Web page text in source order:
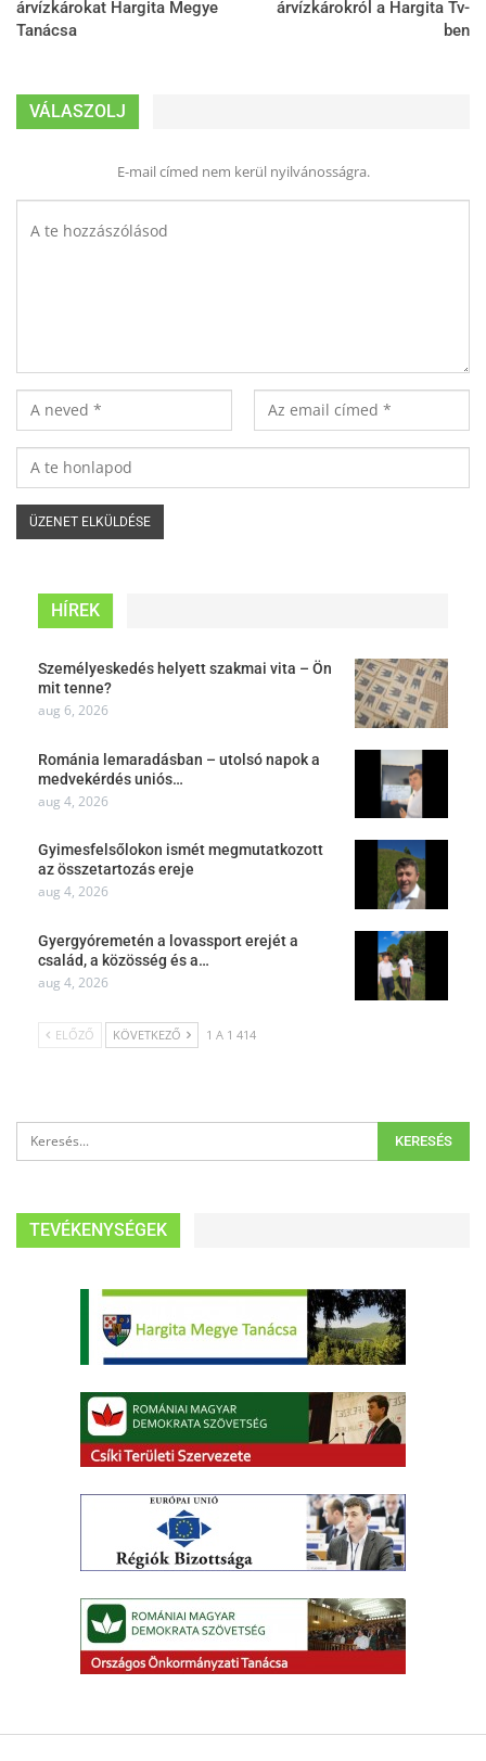
árvízkárokat Hargita Megye
Tanácsa
árvízkárokról a Hargita Tv-
ben
VÁLASZOLJ
E-mail címed nem kerül nyilvánosságra.
HÍREK
Személyeskedés helyett szakmai vita – Ön
mit tenne?
aug 6, 2026
Románia lemaradásban – utolsó napok a
medvekérdés uniós…
aug 4, 2026
Gyimesfelsőlokon ismét megmutatkozott
az összetartozás ereje
aug 4, 2026
Gyergyóremetén a lovassport erejét a
család, a közösség és a…
aug 4, 2026
ELŐZŐ KÖVETKEZŐ 1 A 1 414
TEVÉKENYSÉGEK